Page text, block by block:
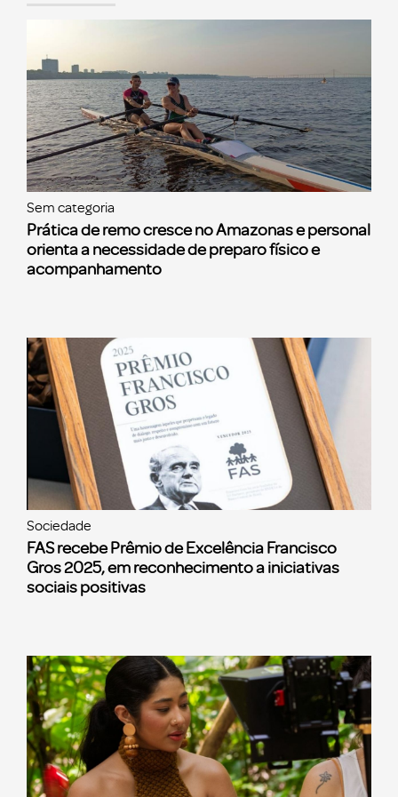
Sem categoria
Prática de remo cresce no Amazonas e personal
orienta a necessidade de preparo físico e
acompanhamento
Sociedade
FAS recebe Prêmio de Excelência Francisco
Gros 2025, em reconhecimento a iniciativas
sociais positivas